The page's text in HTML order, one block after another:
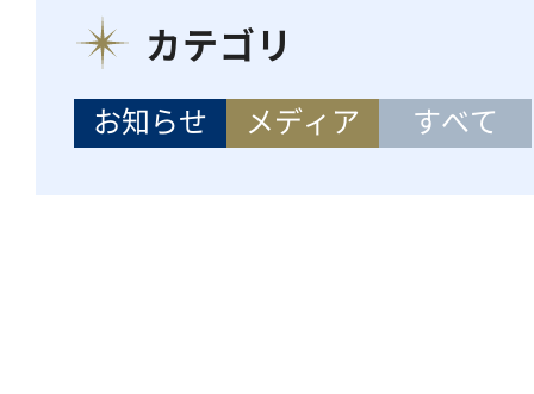
カテゴリ
お知らせ メディア すべて